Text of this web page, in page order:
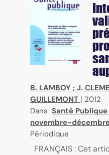
B. LAMBOY ; J.
GUILLEMONT | 2012
Dans Santé Publique
novembre-décembre
Périodique
FRANÇAIS : Cet